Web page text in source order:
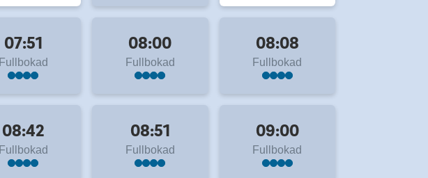
07:51
Fullbokad
08:00
Fullbokad
08:08
Fullbokad
08:42
Fullbokad
08:51
Fullbokad
09:00
Fullbokad